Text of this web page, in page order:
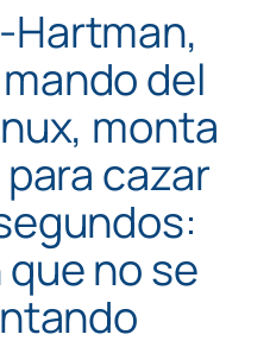
Hartman,
del
monta
cazar
no se